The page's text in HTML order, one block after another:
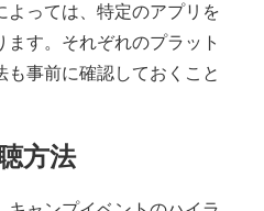
よっては、特定のアプリを
す。それぞれのプラット
事前に確認しておくこと
方法